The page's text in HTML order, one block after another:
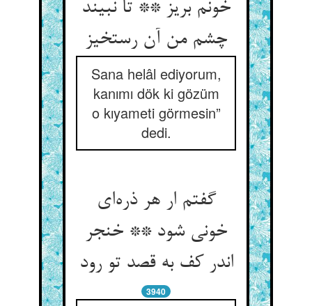
خونم بریز ** تا نبیند
چشم من آن رستخیز
Sana helâl ediyorum,
kanımı dök ki gözüm
o kıyameti görmesin”
dedi.
گفتم ار هر ذره‌‌ای
خونی شود ** خنجر
اندر کف به قصد تو رود
3940